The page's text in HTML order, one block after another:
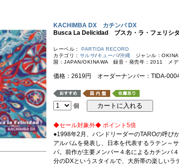
KACHIMBA DX カチンバ DX
Busca La Delicidad ブスカ・ラ・フェリシ
レーベル： PARTIDA RECORD
カテゴリ： サルサ/キューバ/沖縄 ジャンル：
国：JAPAN/OKINAWA 録音・発売年：2011 メデ
価格：2619円 オーダーナンバー：TIDA-
個
◆セール対象外◆ ポイント5倍
●1998年2月、バンドリーダーのTAROの呼び
アルバムを発表し、日本を代表するラテン～
バ。前作が主要メンバー４名によるカチンバ
分のDXというスタイルで、大所帯の楽しいラ